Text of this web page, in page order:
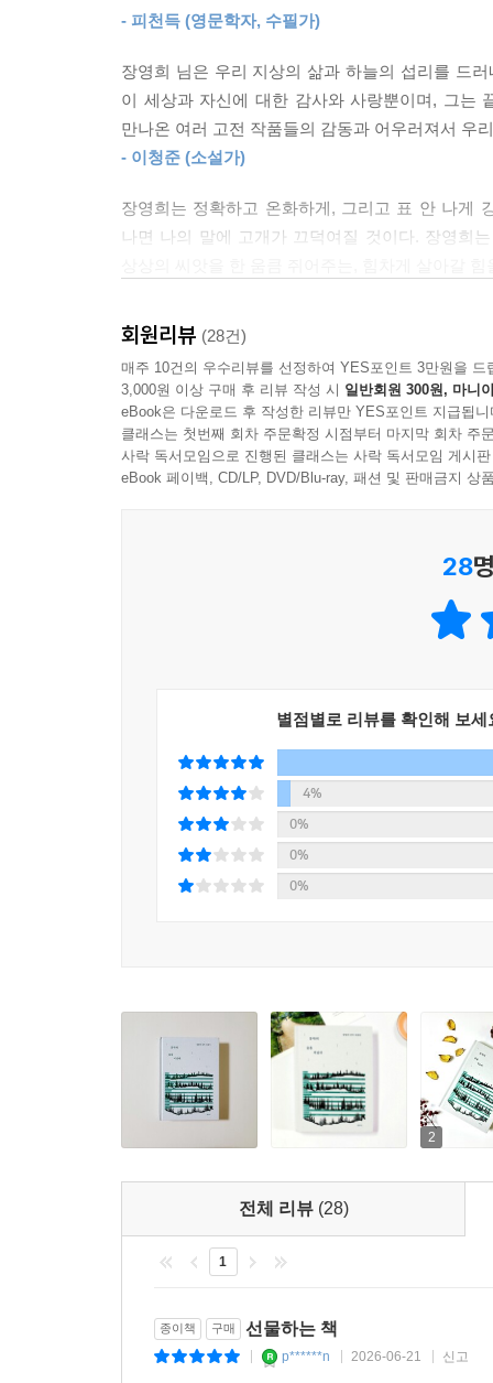
문학작품을 읽는 즐거움!
소중한 사람에게 전하는 知와 사랑의 선물!
『문학의 숲을 거닐다』는 2001년부터, 척추암
유명 작품들이다. 걸쭉한 문학작품들의 작가를
아픔과 고통, 깨달음과 감동의 이야기와 자연스레
노력했다”고 말한다. 그렇게 해서 애초 신문 칼럼
들춰보고픈 충동을 느꼈으면 좋겠다”는 바람을 적
과연 그녀의 바람대로 이 책을 읽으면 우리에게
의미를 함께 공유하고픈 충동이 생긴다. 먼지 쌓
『어린 왕자』, 『주홍 글씨』, 『푸른 꽃』, 『카
전하는 최고의 ‘知와 사랑의 선물’로서 추천할 만하
“이 책은 어떤 의미에서 나의 ‘손 내밈’이다. 문
나누고 싶은 나의 초대이다. 내 안의 책들이 내가
힘이 된 것처럼, 누군가 이 책을 통해 문학의
그처럼 큰 보람은 없을 것이다.” - 작가의 말 중에서
‘문학의 목적은 결국 사랑이다’는 것을 강조하는
있다. 특히 마지막 장에 소개된 〈문학의 힘〉
- 피천득 (영문학자, 수필가)
장영희 님은 우리 지상의 삶과 하늘의 섭리를 드
이 세상과 자신에 대한 감사와 사랑뿐이며, 그는
만나온 여러 고전 작품들의 감동과 어우러져서 우
- 이청준 (소설가)
장영희는 정확하고 온화하게, 그리고 표 안 나게
나면 나의 말에 고개가 끄덕여질 것이다. 장영희
회원리뷰 (28건)
매주 10건의 우수리뷰를 선정하여 YES포인트 3만원을 드
3,000원 이상 구매 후 리뷰 작성 시 일반회원 300원, 마니
eBook은 다운로드 후 작성한 리뷰만 YES포인트 지급됩니
클래스는 첫번째 회차 주문확정 시점부터 마지막 회차 주
사락 독서모임으로 진행된 클래스는 사락 독서모임 게시
eBook 페이백, CD/LP, DVD/Blu-ray, 패션 및 판매금지 상
28
별점별로 리뷰를 확인해 보세
4%
0%
0%
0%
2
전체 리뷰 (28)
1
종이책 구매 선물하는 책
p******n 2026-06-21 신고